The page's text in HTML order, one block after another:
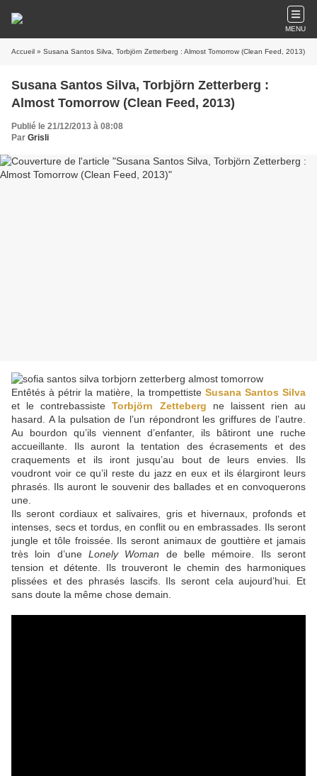
MENU
Accueil » Susana Santos Silva, Torbjörn Zetterberg : Almost Tomorrow (Clean Feed, 2013)
Susana Santos Silva, Torbjörn Zetterberg :
Almost Tomorrow (Clean Feed, 2013)
Publié le 21/12/2013 à 08:08
Par Grisli
Entêtés à pétrir la matière, la trompettiste Susana Santos Silva
et le contrebassisteTorbjörn Zetteberg ne laissent rien au
hasard. A la pulsation de l’un répondront les griffures de l’autre.
Au bourdon qu’ils viennent d’enfanter, ils bâtiront une ruche
accueillante. Ils auront la tentation des écrasements et des
craquements et ils iront jusqu’au bout de leurs envies. Ils
voudront voir ce qu’il reste du jazz en eux et ils élargiront leurs
phrasés. Ils auront le souvenir des ballades et en convoquerons
une.
Ils seront cordiaux et salivaires, gris et hivernaux, profonds et
intenses, secs et tordus, en conflit ou en embrassades. Ils seront
jungle et tôle froissée. Ils seront animaux de gouttière et jamais
très loin d’uneLonely Woman de belle mémoire. Ils seront
tension et détente. Ils trouveront le chemin des harmoniques
plissées et des phrasés lascifs. Ils seront cela aujourd’hui. Et
sans doute la même chose demain.